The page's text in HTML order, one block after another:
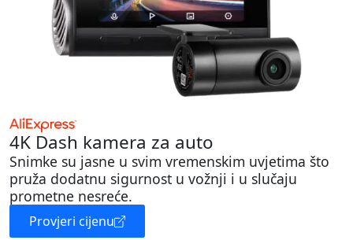
4K Dash kamera za auto
Snimke su jasne u svim vremenskim uvjetima što
pruža dodatnu sigurnost u vožnji i u slučaju
prometne nesreće.
Provjeri cijenu